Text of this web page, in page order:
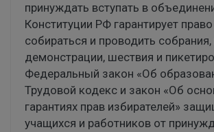
принуждать вступать в
Конституции РФ гарантирует
собираться и проводить собрания,
демонстрации, шествия и
Федеральный закон «Об
Трудовой кодекс и закон «Об
гарантиях прав избирателей»
учащихся и работников от